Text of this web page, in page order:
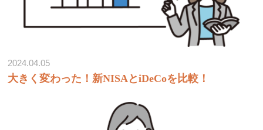
2024.04.05
大きく変わった！新NISAとiDeCoを比較！